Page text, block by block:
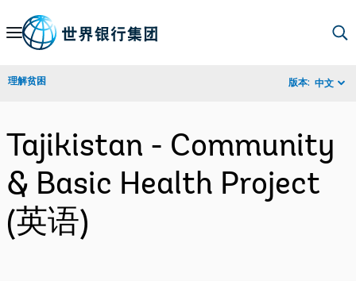
Skip
Navigation
理解贫困 版本: 中文
Tajikistan - Community
& Basic Health Project
(英语)